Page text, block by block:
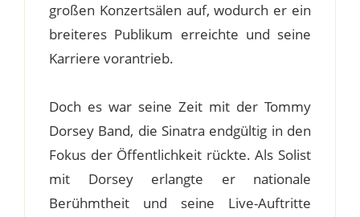
großen Konzertsälen auf, wodurch er ein
breiteres Publikum erreichte und seine
Karriere vorantrieb.
Doch es war seine Zeit mit der Tommy
Dorsey Band, die Sinatra endgültig in den
Fokus der Öffentlichkeit rückte. Als Solist
mit Dorsey erlangte er nationale
Berühmtheit und seine Live-Auftritte